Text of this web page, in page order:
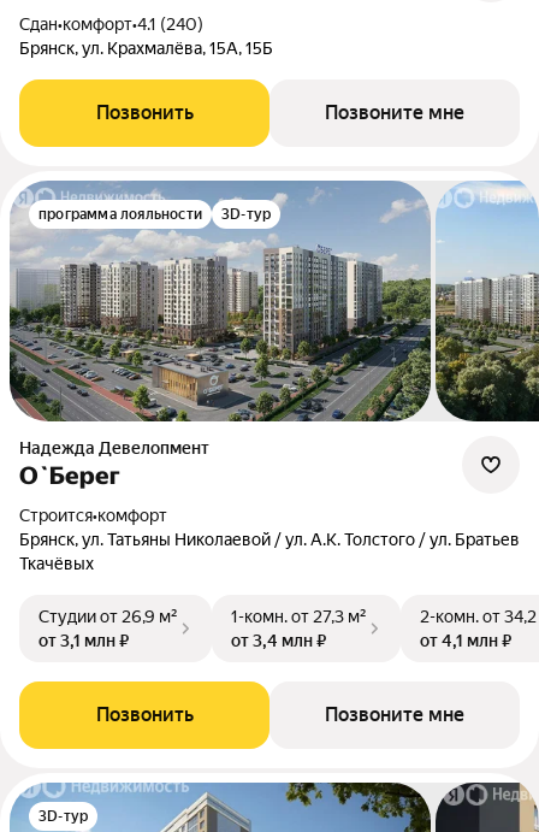
Сдан•комфорт•4.1 (240)
Брянск, ул. Крахмалёва, 15А, 15Б
Позвонить Позвоните мне
программа лояльности 3D-тур
Надежда Девелопмент
О`Берег
Строится•комфорт
Брянск, ул. Татьяны Николаевой / ул. А.К. Толстого / ул. Братьев
Ткачёвых
Студииот 26,9 м²
от 3,1 млн ₽
1-комн.от 27,3 м²
от 3,4 млн ₽
2-комн.от
от 4,1 млн ₽
Позвонить Позвоните мне
3D-тур